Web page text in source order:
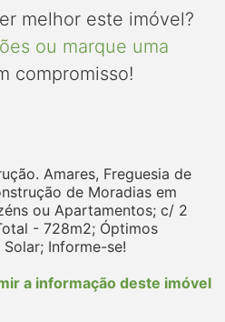
melhor este imóvel?
ou marque uma
compromisso!
Amares, Freguesia de
de Moradias em
ou Apartamentos; c/ 2
- 728m2; Óptimos
Informe-se!
a informação deste imóvel